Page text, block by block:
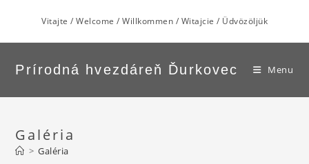
Vitajte / Welcome / Willkommen / Witajcie / Üdvözöljük
Prírodná hvezdáreň Ďurkovec Menu
Galéria
> Galéria